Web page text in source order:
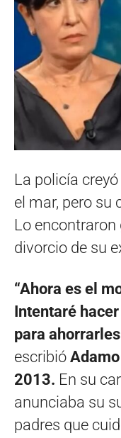
La policía
el mar, pero su
Lo
divorcio de su
“Ahora es el
Intentaré
para
escribió
2013. En su
anunciaba su
padres que